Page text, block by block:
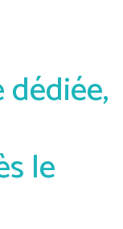
dédiée,
le